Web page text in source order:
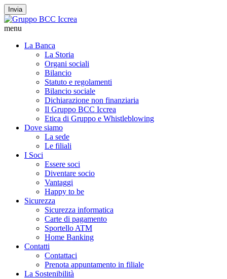
Invia
menu
La Banca
La Storia
Organi sociali
Bilancio
Statuto e regolamenti
Bilancio sociale
Dichiarazione non finanziaria
Il Gruppo BCC Iccrea
Etica di Gruppo e Whistleblowing
Dove siamo
La sede
Le filiali
I Soci
Essere soci
Diventare socio
Vantaggi
Happy to be
Sicurezza
Sicurezza informatica
Carte di pagamento
Sportello ATM
Home Banking
Contatti
Contattaci
Prenota appuntamento in filiale
La Sostenibilità